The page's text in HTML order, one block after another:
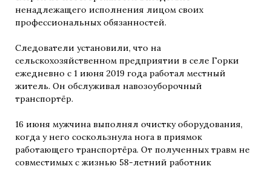
ненадлежащего исполнения лицом своих
профессиональных обязанностей.
Следователи установили, что на
сельскохозяйственном предприятии в селе Горки
ежедневно с 1 июня 2019 года работал местный
житель. Он обслуживал навозоуборочный
транспортёр.
16 июня мужчина выполнял очистку оборудования,
когда у него соскользнула нога в приямок
работающего транспортёра. От полученных травм не
совместимых с жизнью 58-летний работник